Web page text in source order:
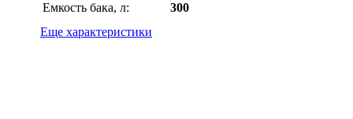
Емкость бака, л:
300
Еще характеристики